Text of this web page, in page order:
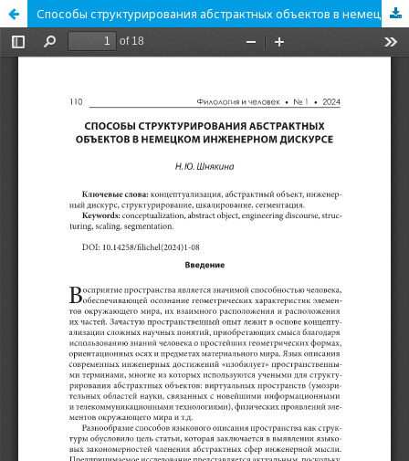
Способы структурирования абстрактных объектов в немецком инженерном дискурсе